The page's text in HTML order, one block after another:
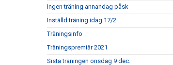
Ingen träning annandag påsk
Inställd träning idag 17/2
Träningsinfo
Träningspremiär 2021
Sista träningen onsdag 9 dec.